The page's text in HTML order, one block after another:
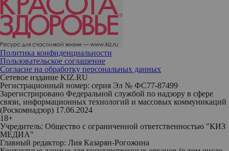
Политика конфиденциальности
Пользовательское соглашение
Согласие на обработку персональных данных
Сетевое издание KIZ.RU
Регистрационный номер: серия Эл № ФС77-87499
Зарегистрировано Федеральной службой по надзору в сфере
связи, информационных технологий и массовых коммуникаций
(Роскомнадзор) 17.06.2024
18+
Учредитель: Общество с ограниченной ответственностью "КИЗ
МЕДИА"
Главный редактор: Лия Казарян-Рогожина